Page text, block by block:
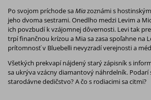
Po svojom príchode saMiazoznámi s
jeho dvoma sestrami. Onedlho medzi Levim a
ich povzbudí k vzájomnej dôvernosti. Levi tak
trpí finančnou krízou a Mia sa zasa spoľahne na
prítomnosť v Bluebelli nevyzradí verejnosti a
Všetkých prekvapí nájdený starý zápisník s
sa ukrýva vzácny diamantový náhrdelník. Podarí
starodávne dedičstvo? A čo s rodiacimi sa citmi?